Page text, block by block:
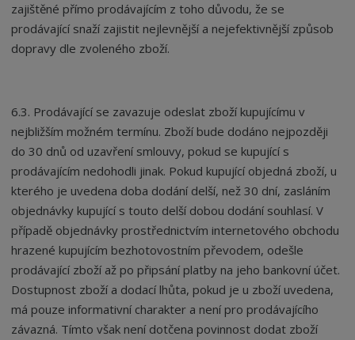
zajištěné přímo prodávajícím z toho důvodu, že se
prodávající snaží zajistit nejlevnější a nejefektivnější způsob
dopravy dle zvoleného zboží.
6.3. Prodávající se zavazuje odeslat zboží kupujícímu v
nejbližším možném termínu. Zboží bude dodáno nejpozději
do 30 dnů od uzavření smlouvy, pokud se kupující s
prodávajícím nedohodli jinak. Pokud kupující objedná zboží, u
kterého je uvedena doba dodání delší, než 30 dní, zasláním
objednávky kupující s touto delší dobou dodání souhlasí. V
případě objednávky prostřednictvím internetového obchodu
hrazené kupujícím bezhotovostním převodem, odešle
prodávající zboží až po připsání platby na jeho bankovní účet.
Dostupnost zboží a dodací lhůta, pokud je u zboží uvedena,
má pouze informativní charakter a není pro prodávajícího
závazná. Tímto však není dotčena povinnost dodat zboží